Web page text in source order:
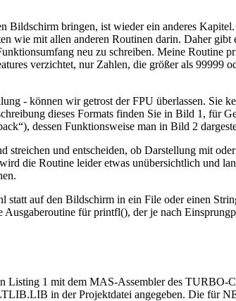
Bildschirm bringen, ist wieder ein anderes
wie mit allen anderen Routinen darin. Daher
neu zu schreiben. Meine Routine
verzichtet, nur Zahlen, die größer als 99999
- können wir getrost der FPU überlassen. Sie
dieses Formats finden Sie in Bild 1, für
dessen Funktionsweise man in Bild 2
streichen und entscheiden, ob Darstellung mit
die Routine leider etwas unübersichtlich und
statt auf den Bildschirm in ein File oder einen
für printfl(), der je nach
1 mit dem MAS-Assembler des TURBO-
in der Projektdatei angegeben. Die für